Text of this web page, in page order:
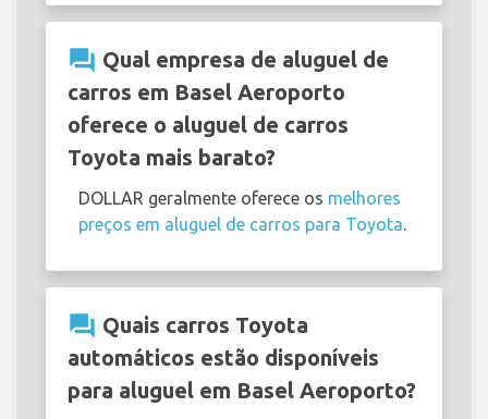
question_answer Qual empresa de aluguel de
carros em Basel Aeroporto
oferece o aluguel de carros
Toyota mais barato?
DOLLAR geralmente oferece os melhores
preços em aluguel de carros para Toyota
question_answer Quais carros Toyota
automáticos estão disponíveis
para aluguel em Basel Aeroporto?